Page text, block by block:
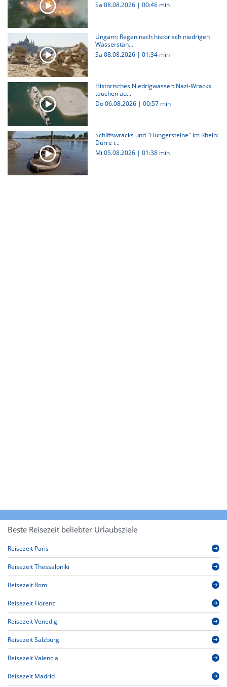
Sa 08.08.2026 | 00:46 min
Ungarn: Regen nach historisch niedrigen
Wasserstän...
Sa 08.08.2026 | 01:34 min
Historisches Niedrigwasser: Nazi-Wracks
tauchen au...
Do 06.08.2026 | 00:57 min
Schiffswracks und "Hungersteine" im Rhein:
Dürre i...
Mi 05.08.2026 | 01:38 min
Beste Reisezeit beliebter Urlaubsziele
Reisezeit Paris
Reisezeit Thessaloniki
Reisezeit Rom
Reisezeit Florenz
Reisezeit Venedig
Reisezeit Salzburg
Reisezeit Valencia
Reisezeit Madrid